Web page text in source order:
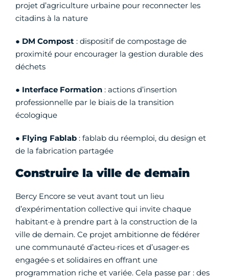
projet d’agriculture urbaine pour reconnecter les
citadins à la nature
● DM Compost : dispositif de compostage de
proximité pour encourager la gestion durable des
déchets
● Interface Formation : actions d’insertion
professionnelle par le biais de la transition
écologique
● Flying Fablab : fablab du réemploi, du design et
de la fabrication partagée
Construire la ville de demain
Bercy Encore se veut avant tout un lieu
d’expérimentation collective qui invite chaque
habitant·e à prendre part à la construction de la
ville de demain. Ce projet ambitionne de fédérer
une communauté d’acteu·rices et d’usager·es
engagée·s et solidaires en offrant une
programmation riche et variée. Cela passe par : des